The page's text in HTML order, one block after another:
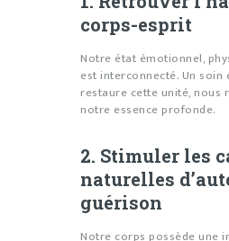
corps-esprit
Notre état émotionnel,
est interconnecté. Un
restaure cette unité, nous
notre essence profonde.
2. Stimuler les
naturelles
guérison
Notre corps possède une